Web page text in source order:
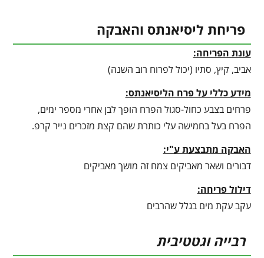
פריחת ליסיאנתס והאבקה
עונת הפריחה:
אביב, קיץ, סתיו (יכול לפרוח רוב השנה)
מידע כללי על פרח הליסיאנתס:
פרחים בצבע כחול-סגול הפרח הופך לבן אחרי מספר ימים,
הפרח בעל בחמישה עלי כותרת שהם קצת מזכרים נייר קרפ.
האבקה מתבצעת ע"י:
דבורים ושאר מאביקים צמח זה מושך מאביקים
דילול פריחה:
עקב עקת מים בגלל שהרבים
רבייה וגטטיבית